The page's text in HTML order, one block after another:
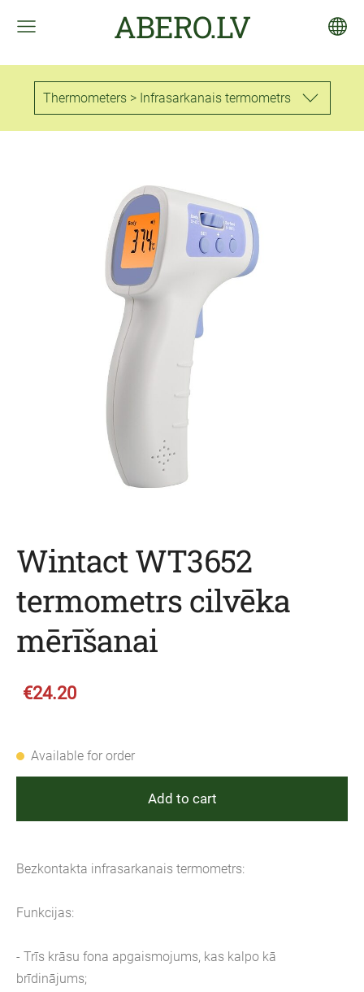
ABERO.LV
Thermometers > Infrasarkanais termometrs
Wintact WT3652
termometrs cilvēka
mērīšanai
€24.20
Available for order
Add to cart
Bezkontakta infrasarkanais termometrs:
Funkcijas:
- Trīs krāsu fona apgaismojums, kas kalpo kā
brīdinājums;